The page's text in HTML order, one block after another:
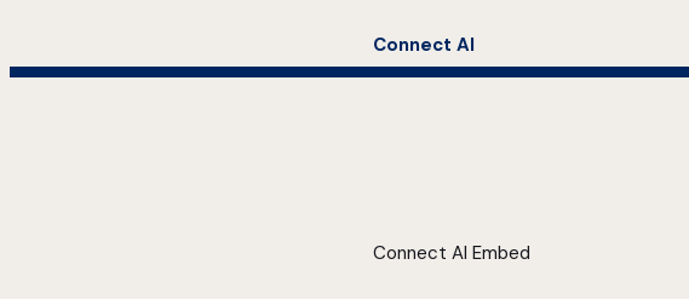
Connect AI
Connect AI Embed